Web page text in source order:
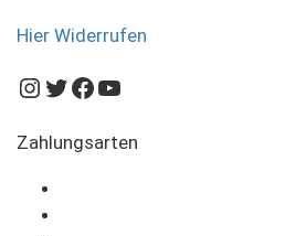
Hier Widerrufen
Instagram
Twitter
Facebook
YouTube
Zahlungsarten